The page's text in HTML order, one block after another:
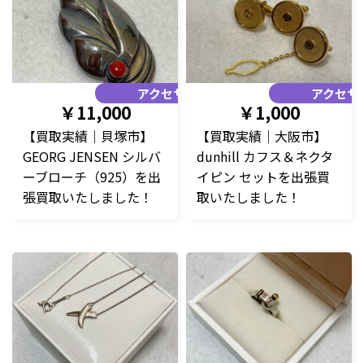
アクセサリー
￥11,000
【買取実績｜貝塚市】
GEORG JENSEN シルバ
ーブローチ（925）を出
張買取いたしました！
アクセサ
￥1,000
【買取実績｜大阪市】
dunhill カフス＆ネクタ
イピン セットを出張買
取いたしました！